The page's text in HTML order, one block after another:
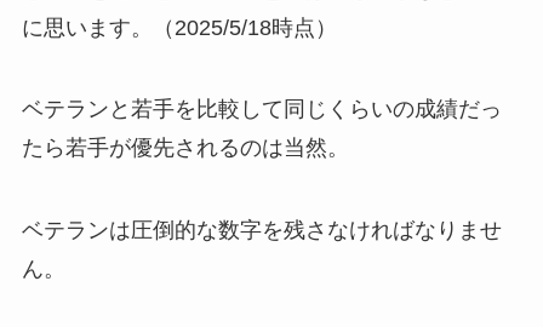
に思います。（2025/5/18時点）
ベテランと若手を比較して同じくらいの成績だっ
たら若手が優先されるのは当然。
ベテランは圧倒的な数字を残さなければなりませ
ん。